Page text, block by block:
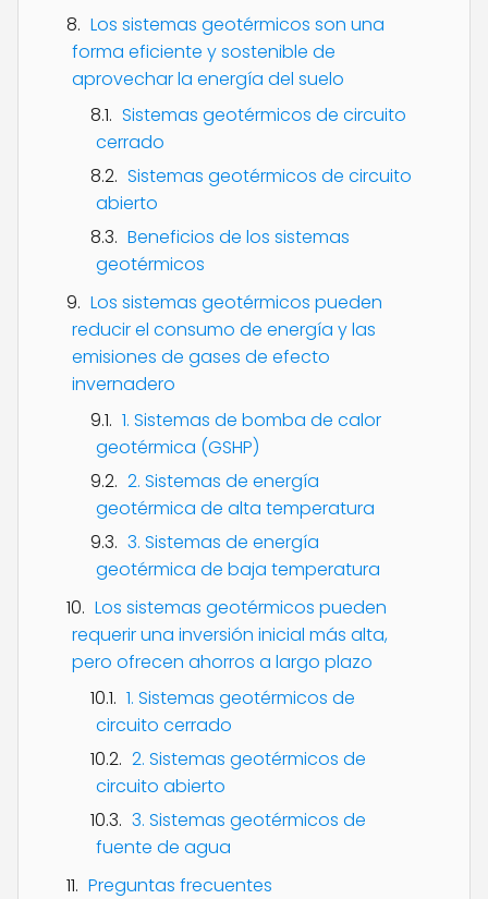
Los sistemas geotérmicos son una
forma eficiente y sostenible de
aprovechar la energía del suelo
Sistemas geotérmicos de circuito
cerrado
Sistemas geotérmicos de circuito
abierto
Beneficios de los sistemas
geotérmicos
Los sistemas geotérmicos pueden
reducir el consumo de energía y las
emisiones de gases de efecto
invernadero
1. Sistemas de bomba de calor
geotérmica (GSHP)
2. Sistemas de energía
geotérmica de alta temperatura
3. Sistemas de energía
geotérmica de baja temperatura
Los sistemas geotérmicos pueden
requerir una inversión inicial más alta,
pero ofrecen ahorros a largo plazo
1. Sistemas geotérmicos de
circuito cerrado
2. Sistemas geotérmicos de
circuito abierto
3. Sistemas geotérmicos de
fuente de agua
Preguntas frecuentes